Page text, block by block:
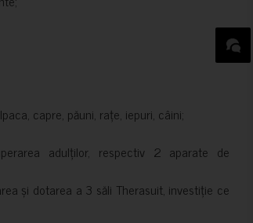
capre, păuni, rațe, iepuri, câini;
adulților, respectiv 2 aparate de
și dotarea a 3 săli Therasuit, investiție ce